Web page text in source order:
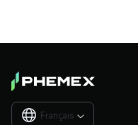
Français 